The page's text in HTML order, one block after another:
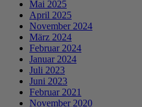
Mai 2025
April 2025
November 2024
März 2024
Februar 2024
Januar 2024
Juli 2023
Juni 2023
Februar 2021
November 2020